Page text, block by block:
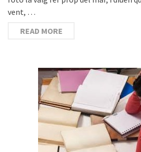
vent, …
READ MORE